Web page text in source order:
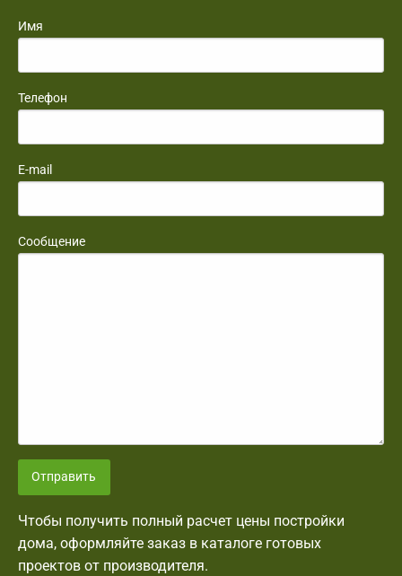
Имя
Телефон
E-mail
Сообщение
Отправить
Чтобы получить полный расчет цены постройки
дома, оформляйте заказ в каталоге готовых
проектов от производителя.